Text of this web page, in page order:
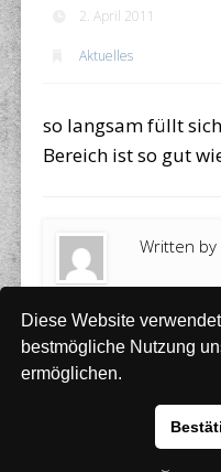
2. April 2011
Aktuelles
so langsam füllt
Bereich ist so gut
Written by
© 2026 Australian
Diese Website
bestmögliche Nutzung
ermöglichen.